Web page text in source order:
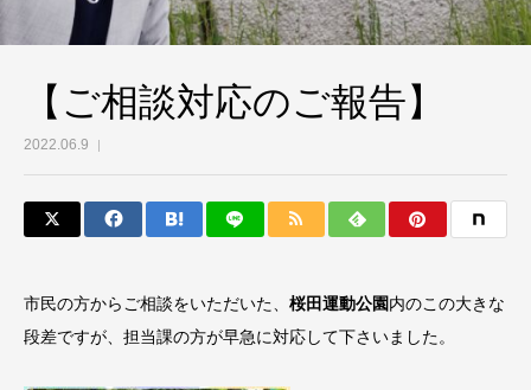
【ご相談対応のご報告】
2022.06.9
市民の方からご相談をいただいた、 桜田運動公園内のこの大きな
段差ですが、担当課の方が早急に対応して下さいました。